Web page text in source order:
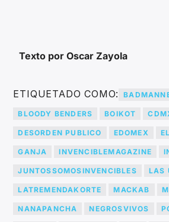
Texto por Oscar Zayola
ETIQUETADO COMO:
BLOODY BENDERS BOIKOT
DESORDEN PUBLICO EDOMEX
GANJA INVENCIBLEMAGAZINE
JUNTOSSOMOSINVENCIBLES LAS
LATREMENDAKORTE MACKAB
NANAPANCHA NEGROSVIVOS